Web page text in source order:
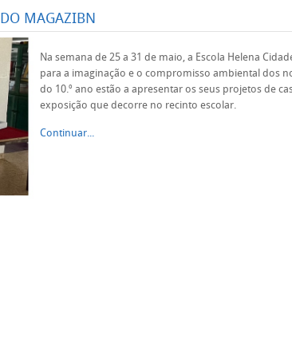
DO MAGAZIBN
Na semana de 25 a 31 de maio, a Escola Helena
para a imaginação e o compromisso ambiental dos
do 10.º ano estão a apresentar os seus projetos de
exposição que decorre no recinto escolar.
Continuar...